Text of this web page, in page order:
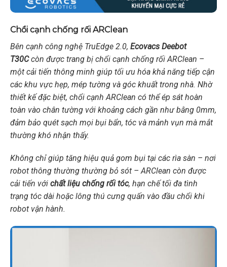
Chổi cạnh chống rối ARClean
Bên cạnh công nghệ TruEdge 2.0, Ecovacs Deebot
T30Ccòn được trang bị chổi cạnh chống rối ARClean –
một cải tiến thông minh giúp tối ưu hóa khả năng tiếp cận
các khu vực hẹp, mép tường và góc khuất trong nhà. Nhờ
thiết kế đặc biệt, chổi cạnh ARClean có thể ép sát hoàn
toàn vào chân tường với khoảng cách gần như bằng 0mm,
đảm bảo quét sạch mọi bụi bẩn, tóc và mảnh vụn mà mắt
thường khó nhận thấy.
Không chỉ giúp tăng hiệu quả gom bụi tại các rìa sàn – nơi
robot thông thường thường bỏ sót – ARClean còn được
cải tiến với chất liệu chống rối tóc, hạn chế tối đa tình
trạng tóc dài hoặc lông thú cưng quấn vào đầu chổi khi
robot vận hành.